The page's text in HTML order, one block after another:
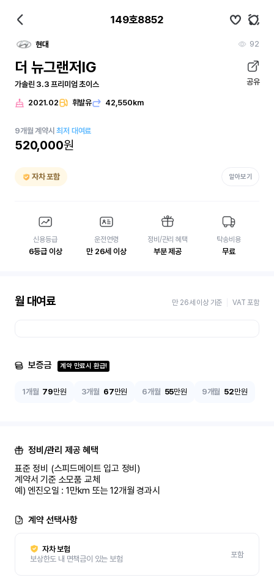
149호8852
현대 92
더 뉴그랜저IG
가솔린 3.3 프리미엄 초이스 공유
2021.02 휘발유 42,550km
9개월 계약시최저 대여료
520,000원
자차 포함 알아보기
신용등급
6등급 이상
운전연령
만 26세 이상
정비/관리 혜택
부분 제공
탁송비용
무료
월 대여료 만 26세 이상 기준 VAT 포함
보증금 계약 만료시 환급!
1개월 79만원 3개월 67만원 6개월 55만원 9개월 52만원
정비/관리 제공 혜택
표준 정비 (스피드메이트 입고 정비)
계약서 기준 소모품 교체
예) 엔진오일 : 1만km 또는 12개월 경과시
계약 선택사항
자차 보험
보상한도 내 면책금이 있는 보험
포함